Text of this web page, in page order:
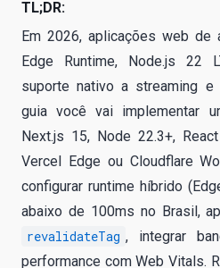
TL;DR:
Em 2026, aplicações web de
Edge Runtime, Node.js 22
suporte nativo a streaming e
guia você vai implementar
Next.js 15, Node 22.3+,
Vercel Edge ou Cloudflare
configurar runtime híbrido
abaixo de 100ms no Brasil,
revalidateTag , integrar
performance com Web Vitals.